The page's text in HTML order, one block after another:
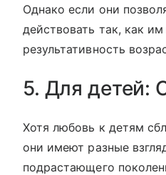
Однако если они
действовать так, как
результативность
5. Для детей:
Хотя любовь к детям
они имеют разные
подрастающего